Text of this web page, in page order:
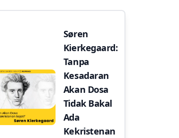
Søren
Kierkegaard:
Tanpa
Kesadaran
Akan Dosa
Tidak Bakal
Ada
Kekristenan